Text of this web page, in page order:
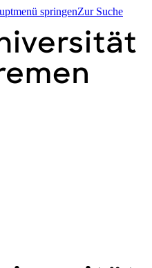
springenZur Suche